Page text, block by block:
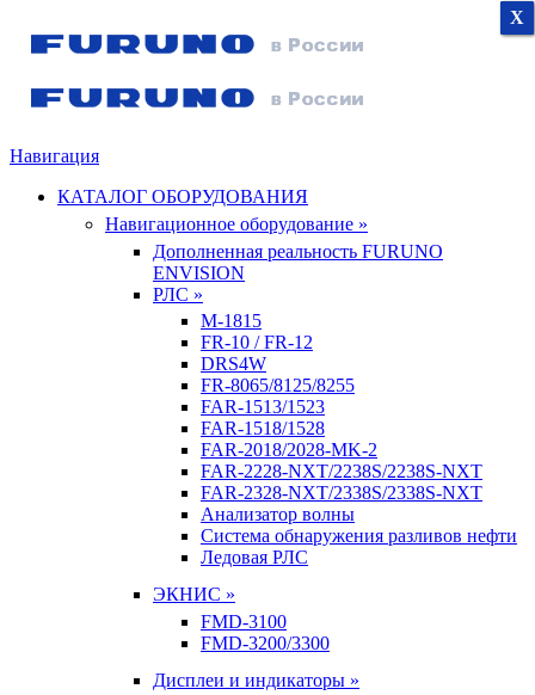
Навигация
КАТАЛОГ ОБОРУДОВАНИЯ
Навигационное оборудование »
Дополненная реальность FURUNO
ENVISION
РЛС »
M-1815
FR-10 / FR-12
DRS4W
FR-8065/8125/8255
FAR-1513/1523
FAR-1518/1528
FAR-2018/2028-MK-2
FAR-2228-NXT/2238S/2238S-NXT
FAR-2328-NXT/2338S/2338S-NXT
Анализатор волны
Система обнаружения разливов нефти
Ледовая РЛС
ЭКНИС »
FMD-3100
FMD-3200/3300
Дисплеи и индикаторы »
X
X
X